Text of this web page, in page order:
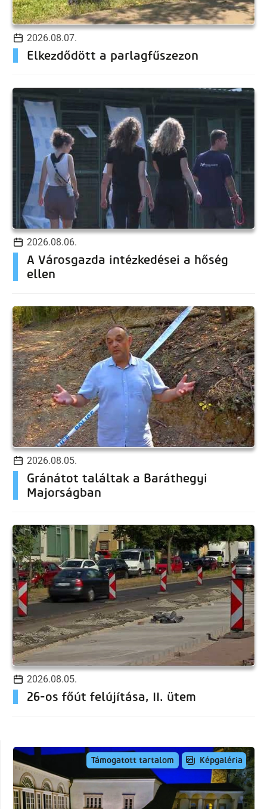
2026.08.07.
Elkezdődött a parlagfűszezon
2026.08.06.
A Városgazda intézkedései a hőség
ellen
2026.08.05.
Gránátot találtak a Baráthegyi
Majorságban
2026.08.05.
26-os főút felújítása, II. ütem
Támogatott tartalom Képgaléria